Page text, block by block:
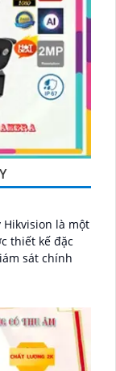
Hikvision là một
thiết kế đặc
sát chính